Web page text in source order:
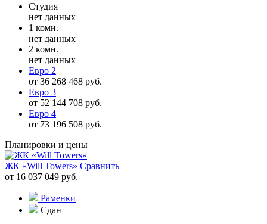
Студия
нет данных
1 комн.
нет данных
2 комн.
нет данных
Евро 2
от 36 268 468 руб.
Евро 3
от 52 144 708 руб.
Евро 4
от 73 196 508 руб.
Планировки и цены
ЖК «Will Towers» Сравнить
от 16 037 049 руб.
Раменки
Сдан